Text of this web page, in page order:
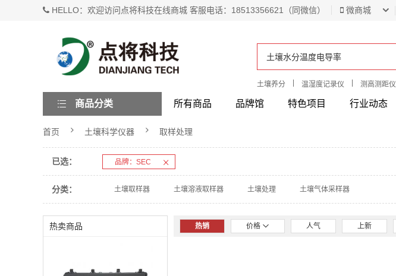
HELLO：欢迎访问点将科技在线商城 客服电话：18513356621（同微信） 微商城
土壤养分 温湿度记录仪 测高测距仪
所有商品 品牌馆 特色项目 行业动态
商品分类
首页 土壤科学仪器 取样处理
已选： 品牌：SEC
分类： 土壤取样器 土壤溶液取样器 土壤处理 土壤气体采样器
热卖商品 热销 价格 人气 上新